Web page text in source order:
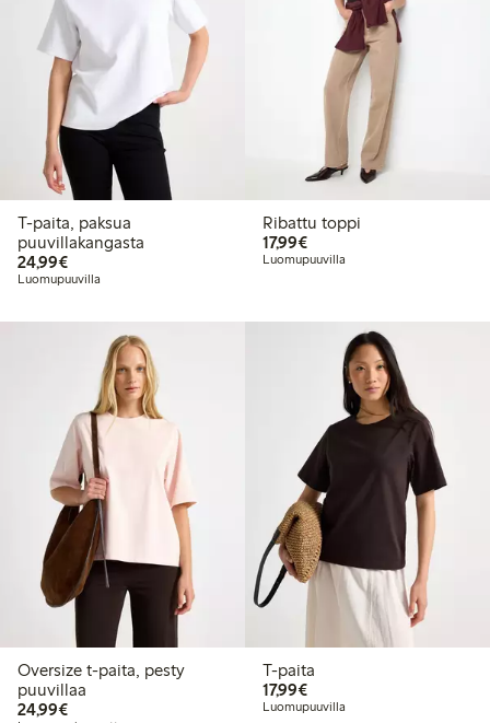
T-paita, paksua
puuvillakangasta
24,99€24,99 €
Luomupuuvilla
Ribattu toppi
17,99€17,99 €
Luomupuuvilla
Oversize t-paita, pesty
puuvillaa
24,99€24,99 €
T-paita
17,99€17,99 €
Luomupuuvilla